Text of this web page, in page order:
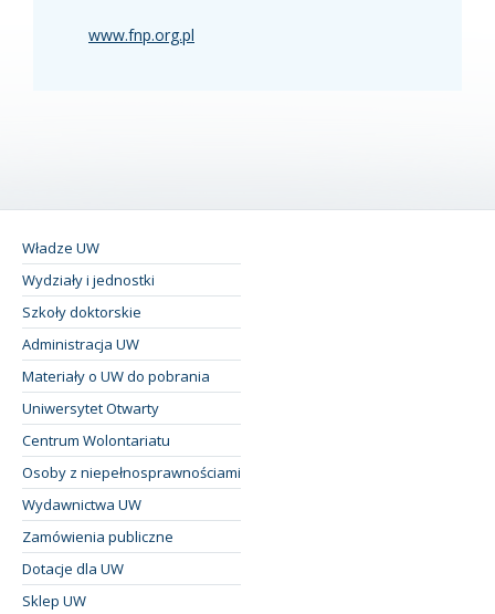
www.fnp.org.pl
Władze UW
Wydziały i jednostki
Szkoły doktorskie
Administracja UW
Materiały o UW do pobrania
Uniwersytet Otwarty
Centrum Wolontariatu
Osoby z niepełnosprawnościami
Wydawnictwa UW
Zamówienia publiczne
Dotacje dla UW
Sklep UW